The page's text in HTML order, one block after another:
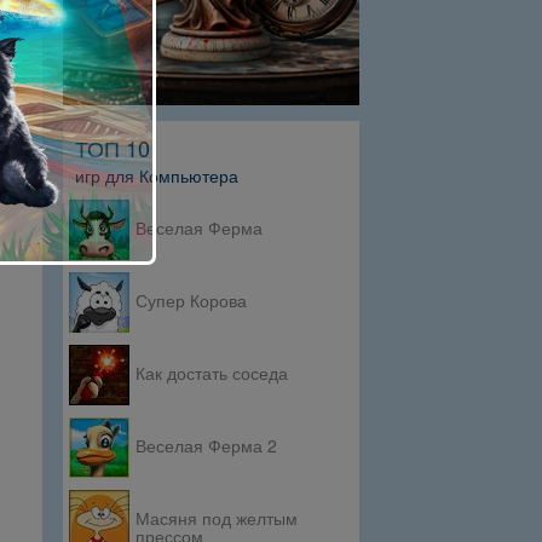
ТОП 10
игр для Компьютера
Веселая Ферма
Супер Корова
Как достать соседа
Веселая Ферма 2
Масяня под желтым
прессом